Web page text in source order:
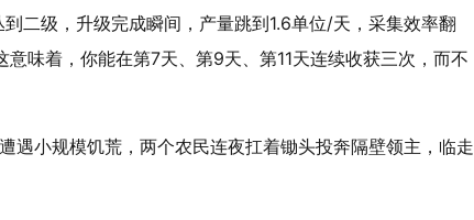
二级，升级完成瞬间，产量跳到1.6单位/天，采集效率翻
意味着，你能在第7天、第9天、第11天连续收获三次，而不
遇小规模饥荒，两个农民连夜扛着锄头投奔隔壁领主，临走